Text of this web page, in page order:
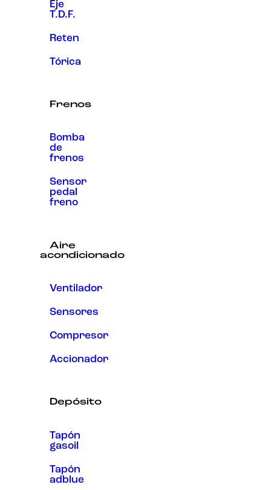
Eje
T.D.F.
Reten
Tórica
Frenos
Bomba
de
frenos
Sensor
pedal
freno
Aire
acondicionado
Ventilador
Sensores
Compresor
Accionador
Depósito
Tapón
gasoil
Tapón
adblue